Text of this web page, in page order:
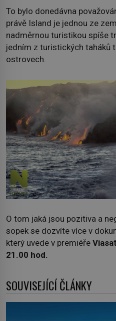
To bylo donedávna
právě Island je jednou ze
nadměrnou turistikou spíše
jedním z turistických taháků
ostrovech.
O tom jaká jsou pozitiva a
sopek se dozvíte více v
který uvede v premiéře
21.00 hod.
SOUVISEJÍCÍ ČLÁNKY